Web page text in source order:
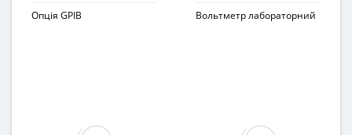
Опція GPIB Вольтметр лабораторний